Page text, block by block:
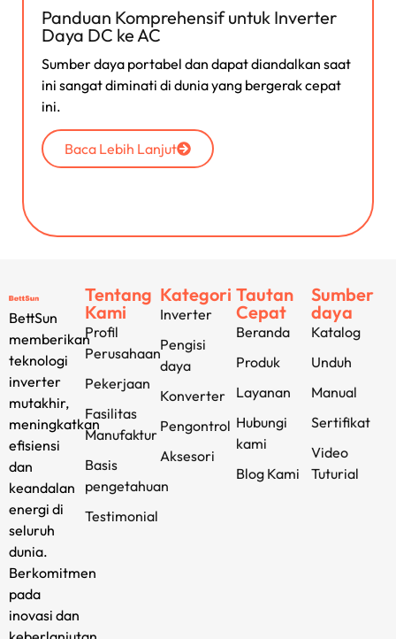
Panduan Komprehensif untuk Inverter
Daya DC ke AC
Sumber daya portabel dan dapat diandalkan saat
ini sangat diminati di dunia yang bergerak cepat
ini.
Baca Lebih Lanjut
BettSun
memberikan
teknologi
inverter
mutakhir,
meningkatkan
efisiensi
dan
keandalan
energi di
seluruh
dunia.
Berkomitmen
pada
inovasi dan
Tentang
Kami
Profil
Perusahaan
Pekerjaan
Fasilitas
Manufaktur
Basis
pengetahuan
Testimonial
Kategori
Inverter
Pengisi
daya
Konverter
Pengontrol
Aksesori
Tautan
Cepat
Beranda
Produk
Layanan
Hubungi
kami
Blog Kami
Sumber
daya
Katalog
Unduh
Manual
Sertifikat
Video
Tuturial